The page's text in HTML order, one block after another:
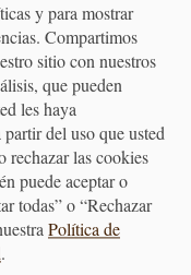
contando
y para mostrar
Compartimos
sitio con nuestros
que pueden
les haya
del uso que usted
rechazar las cookies
puede aceptar o
todas” o “Rechazar
Política de
.